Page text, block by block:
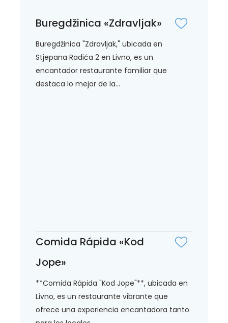
Buregdžinica «Zdravljak»
Buregdžinica "Zdravljak," ubicada en
Stjepana Radića 2 en Livno, es un
encantador restaurante familiar que
destaca lo mejor de la...
Comida Rápida «Kod
Jope»
**Comida Rápida "Kod Jope"**, ubicada en
Livno, es un restaurante vibrante que
ofrece una experiencia encantadora tanto